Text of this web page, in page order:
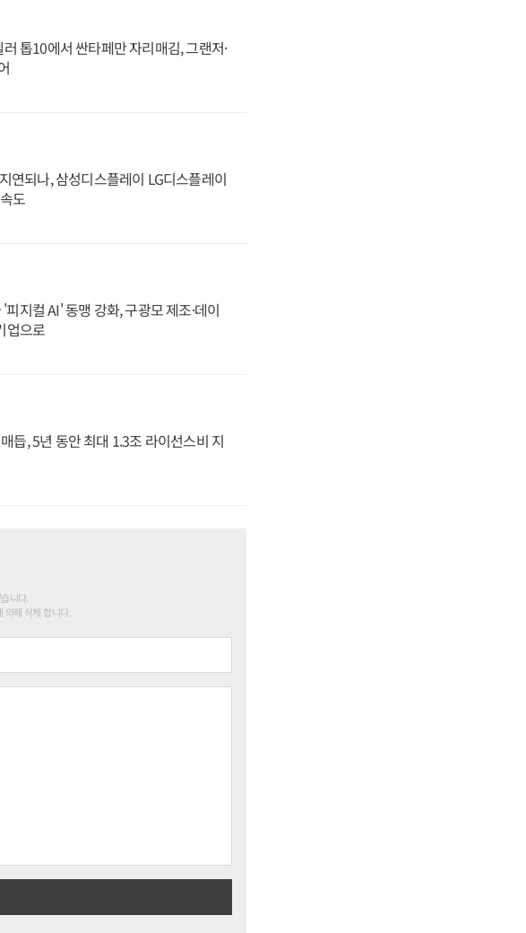
톱10에서 싼타페만 자리매김, 그랜저·
연되나, 삼성디스플레이 LG디스플레이
도
지컬 AI' 동맹 강화, 구광모 제조·데이
업으로
듭, 5년 동안 최대 1.3조 라이선스비 지
니다.
의해 삭제 합니다.